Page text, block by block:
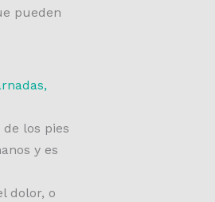
pueden
los pies
y es
dolor, o